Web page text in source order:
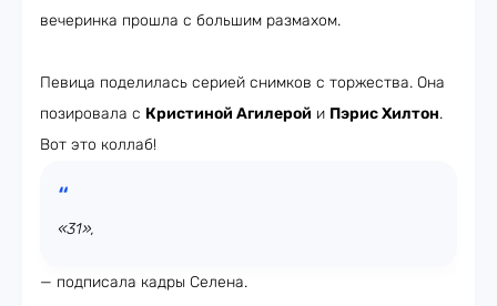
вечеринка прошла с большим размахом.
Певица поделилась серией снимков с торжества. Она
позировала c Кристиной Агилерой и Пэрис Хилтон.
Вот это коллаб!
«31»,
— подписала кадры Селена.